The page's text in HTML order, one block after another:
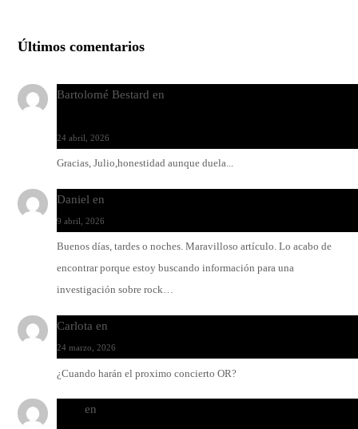
Últimos comentarios
Bartolomé Bestard en
24 abril, 2026
Gracias, Julio,honestidad aunque duela...
Daniel en
9 abril, 2026
Buenos días, tardes o noches. Maravilloso artículo. Lo acabo de
encontrar porque estoy buscando información para una
investigación sobre rock…
Carlota en
24 marzo, 2026
¿Cuando harán el proximo concierto OR?
en